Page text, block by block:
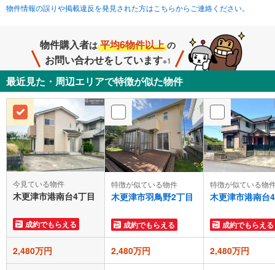
物件情報の誤りや掲載違反を発見された方はこちらからご連絡ください。
物件購入者は 平均6物件以上 の
お問い合わせをしています※1
最近見た・周辺エリアで特徴が似た物件
今見ている物件
木更津市港南台4丁目
成約でもらえる
特徴が似ている物件
木更津市羽鳥野2丁目
成約でもらえる
特徴が似ている物
木更津市港南台
成約でもらえる
2,480万円 2,480万円 2,480万円